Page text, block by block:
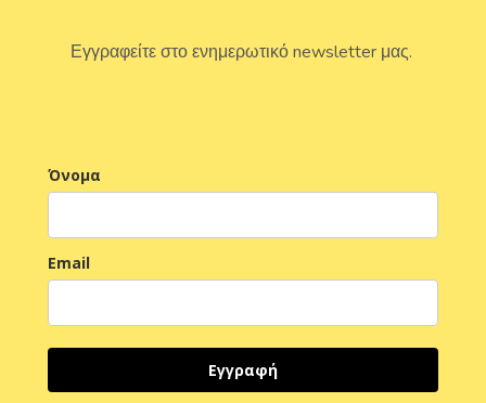
Εγγραφείτε στο ενημερωτικό newsletter μας.
Όνομα
Email
Εγγραφή